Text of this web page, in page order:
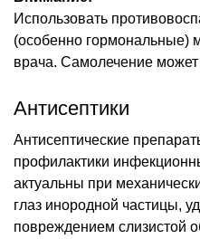
Использовать
(особенно гормональные)
врача. Самолечение может
Антисептики
Антисептические
профилактики
актуальны при
глаз инородной частицы,
повреждением слизистой